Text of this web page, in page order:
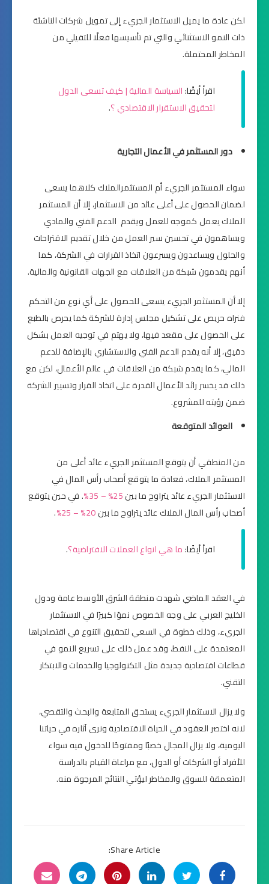
لكن عادة ما يميل الاستثمار الجريء إلى تمويل شركات الناشئة
ذات النمو الاستثنائي والتي تم تأسيسها فعلًا للتقيلي من
المخاطر المحتملة.
اقرأ أيضًا:السياسة المالية | كيف تسعى الدول
لتحقيق الاستقرار الاقتصادي ؟.
دور المستثمر في الأعمال التجارية
سواء المستثمر الجريء أم المستثمرالملاك كلاهما يسعى
لضمان الحصول على أعلى عائد من الاستثمار، إلا أن المستثمر
الملاك يعمل كموجه للعمل ويقدم الدعم الفني والمادي
ويساهمون في تحسين سير العمل من خلال تقديم الاقتراحات
والحلول ويساعدون ويسرعون اتخاذ القرارات في الشركة، كما
أنهم يقدمون شبكة من العلاقات مع الجهات القانونية والمالية.
إلا أن المستثمر الجريء يسعى للحصول على أي نوع من التحكم
فنراه حريص على تشكيل مجلس إدارة للشركة كما يحرص بالطبع
على الحصول على مقعد فيها، ولا يهتم في توجيه العمل بشكل
دقيق، إلا أنه يقدم الدعم الفني والاستشاري بالإضافة للدعم
المالي، كما يقدم شبكة من العلاقات في عالم الأعمال، لكن مع
ذلك قد يخسر رائد الأعمال القدرة على اتخاذ القرار وتسيير الشركة
ضمن رؤيته للمشروع.
العوائد المتوقعة
من المنطقي أن يتوقع المستثمر الجريء عائد أعلى من
المستثمر الملاك، فعادة ما يتوقع أصحاب رأس المال في
الاستثمار الجريء عائد يتراوح ما بين25% – 35%
. في حين يتوقع
أصحاب رأس المال الملاك عائد يتراوح ما بين20% – 25%
.
اقرأ أيضًا:ما هي انواع العملات الافتراضية؟.
في العقد الماضي شهدت منطقة الشرق الأوسط عامة ودول
الخليج العربي على وجه الخصوص نموًا كبيرًا في الاستثمار
الجريء، وذلك خطوة في السعي لتحقيق التنوع في اقتصادياها
المعتمدة على النفط، وقد عمل ذلك على تسريع النمو في
قطاعات اقتصادية جديدة مثل التكنولوجيا والخدمات والابتكار
التقني.
ولا يزال الاستثمار الجريء يستحق المتابعة والبحث والتقصي،
لانه اختصر العقود في الحياة الاقتصادية ونرى آثاره في حياتنا
اليومية، ولا يزال المجال خصبًا ومفتوحًا للدخول فيه سواء
للأفراد أو الشركات أو الدول، مع مراعاة القيام بالدراسة
المتعمقة للسوق والمخاطر ليؤتي النتائج المرجوة منه.
Share Article: